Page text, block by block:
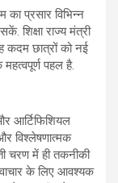
का प्रसार विभिन्न
शिक्षा राज्य मंत्री
कदम छात्रों को नई
पहल है.
आर्टिफिशियल
विश्लेषणात्मक
चरण में ही तकनीकी
के लिए आवश्यक